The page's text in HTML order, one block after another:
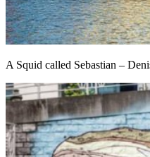
A Squid called Sebastian –